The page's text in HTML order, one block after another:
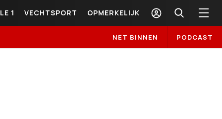
1 VECHTSPORT OPMERKELIJK
NET BINNEN PODCAST